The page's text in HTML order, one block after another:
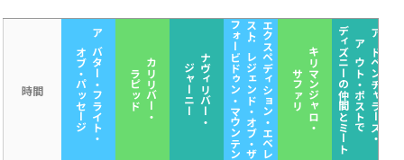
時間 アバター・フライト・
オブ・パッセージ カリリバー・
ラピッド ナヴィリバー・
ジャーニー エクスペディション・エベレ
スト：レジェンド・オブ・ザ
フォービドゥン・マウンテン キリマンジャロ・
サファリ アドベンチャラーズ・
アウト・ポストで
ディズニーの仲間とミート